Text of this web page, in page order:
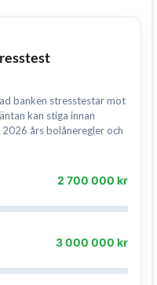
banken stresstestar mot
kan stiga innan
års bolåneregler och
2 700 000 kr
3 000 000 kr